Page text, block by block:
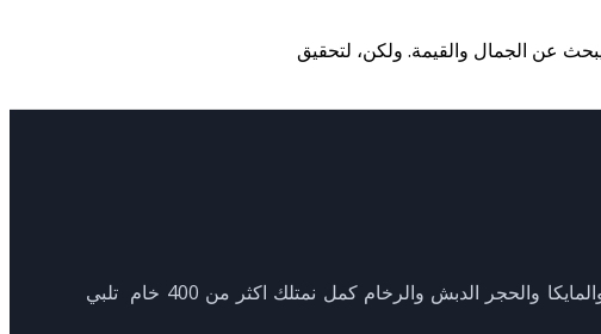
شركة المصطفي للديكورات تمتلك فروعاً في جميع محافظات مصر, وتمتلك مصانع كبري للحجر الهاشمي والفرعوني والمايكا والحجر الدبش والرخام كمل نمتلك اكثر من 400 خام تلبي